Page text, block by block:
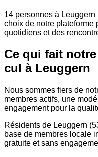
14 personnes à
choix de notre plateforme
quotidiens et des
Ce qui fait
cul à Leuggern
Nous sommes fiers de
membres actifs, une
engagement pour la
Résidents de Leuggern
base de membres locale
gratuite et sans